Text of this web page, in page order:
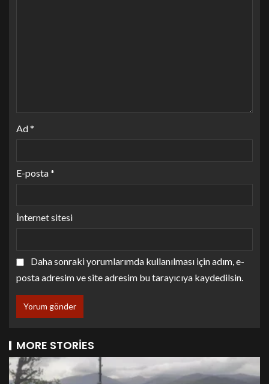
Ad*
E-posta*
İnternet sitesi
Daha sonraki yorumlarımda kullanılması için adım, e-
posta adresim ve site adresim bu tarayıcıya kaydedilsin.
MORE STORIES